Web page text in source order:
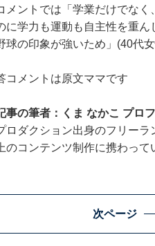
メントでは「学業だけでな
に学力も運動も自主性を重
球の印象が強いため」(40代
コメントは原文ママです
事の筆者：くま なかこ プロ
ロダクション出身のフリー
のコンテンツ制作に携わっ
次ページ